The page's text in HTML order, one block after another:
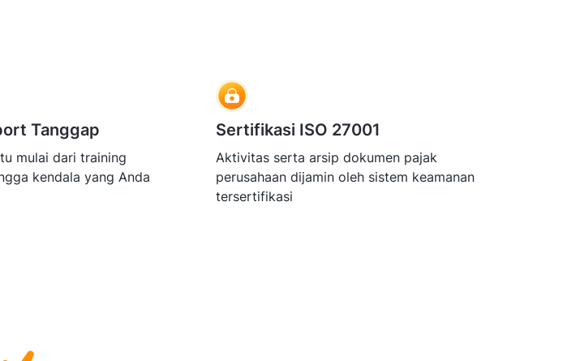
Tanggap
mulai dari training
kendala yang Anda
Sertifikasi ISO 27001
Aktivitas serta arsip dokumen pajak
perusahaan dijamin oleh sistem keamanan
tersertifikasi